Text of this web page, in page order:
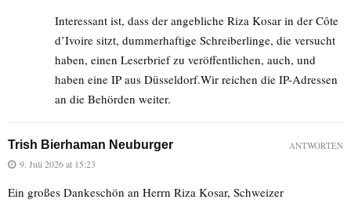
Interessant ist, dass der angebliche Riza Kosar in der Côte
d’Ivoire sitzt, dummerhaftige Schreiberlinge, die versucht
haben, einen Leserbrief zu veröffentlichen, auch, und
haben eine IP aus Düsseldorf.Wir reichen die IP-Adressen
an die Behörden weiter.
Trish Bierhaman Neuburger
9. Juli 2026 at 15:23
Ein großes Dankeschön an Herrn Riza Kosar, Schweizer
ANTWORTEN